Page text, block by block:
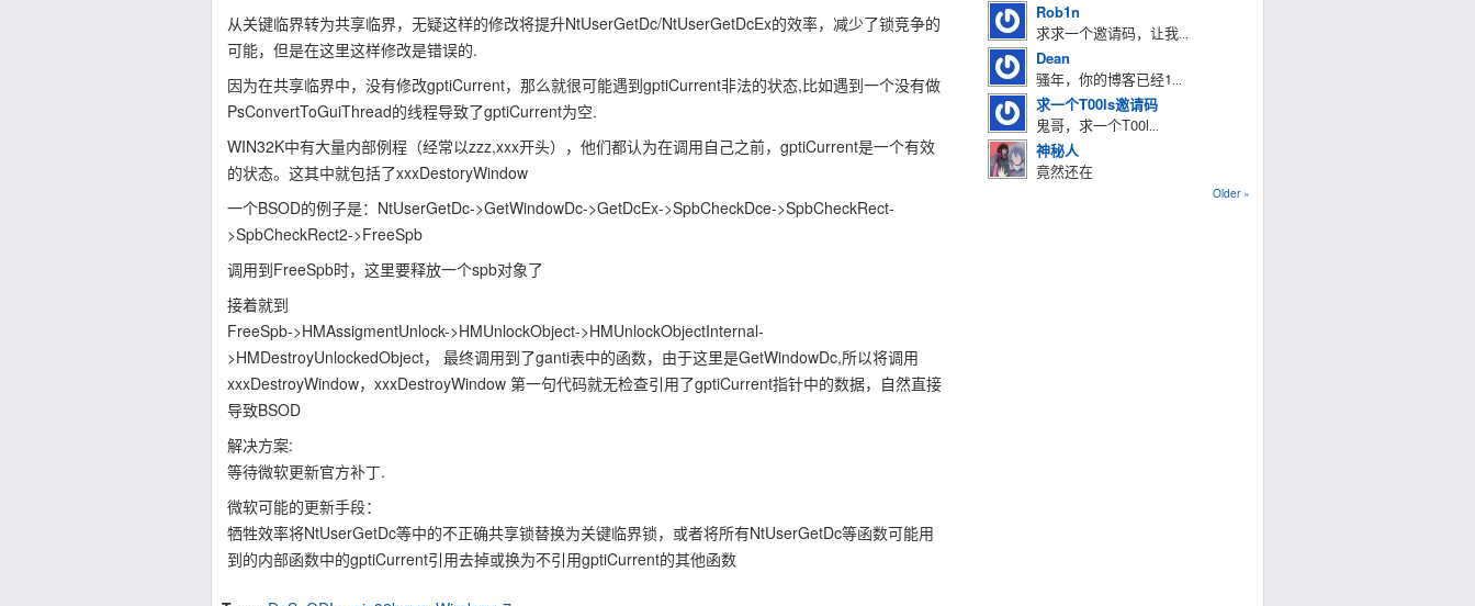
从关键临界转为共享临界，无疑这样的修改将提升NtUserGetDc/NtUserGetDcEx的效率，减少了锁竞争的
可能，但是在这里这样修改是错误的.
因为在共享临界中，没有修改gptiCurrent，那么就很可能遇到gptiCurrent非法的状态,比如遇到一个没有做
PsConvertToGuiThread的线程导致了gptiCurrent为空.
WIN32K中有大量内部例程（经常以zzz,xxx开头），他们都认为在调用自己之前，gptiCurrent是一个有效
的状态。这其中就包括了xxxDestoryWindow
一个BSOD的例子是：NtUserGetDc->GetWindowDc->GetDcEx->SpbCheckDce->SpbCheckRect-
>SpbCheckRect2->FreeSpb
调用到FreeSpb时，这里要释放一个spb对象了
接着就到
FreeSpb->HMAssigmentUnlock->HMUnlockObject->HMUnlockObjectInternal-
>HMDestroyUnlockedObject， 最终调用到了ganti表中的函数，由于这里是GetWindowDc,所以将调用
xxxDestroyWindow，xxxDestroyWindow 第一句代码就无检查引用了gptiCurrent指针中的数据，自然直接
导致BSOD
解决方案:
等待微软更新官方补丁.
微软可能的更新手段：
牺牲效率将NtUserGetDc等中的不正确共享锁替换为关键临界锁，或者将所有NtUserGetDc等函数可能用
到的内部函数中的gptiCurrent引用去掉或换为不引用gptiCurrent的其他函数
Rob1n
求求一个邀请码，让我...
Dean
骚年，你的博客已经1...
求一个T00ls邀请码
鬼哥，求一个T00l...
神秘人
竟然还在
Older »